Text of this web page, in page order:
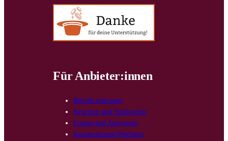
Für Anbieter:innen
Betrieb eintragen
Kriterien und Spielregeln
Fragen und Antworten
Kooperationen/Werbung